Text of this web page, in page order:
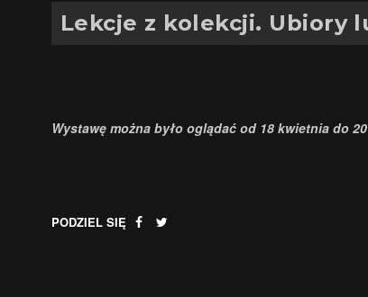
Lekcje z kolekcji. Ubiory
Wystawę można było oglądać od 18 kwietnia do
PODZIEL SIĘ